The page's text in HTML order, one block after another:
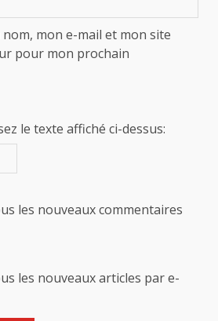
mon e-mail et mon site
pour mon prochain
le texte affiché ci-dessus:
les nouveaux commentaires
les nouveaux articles par e-